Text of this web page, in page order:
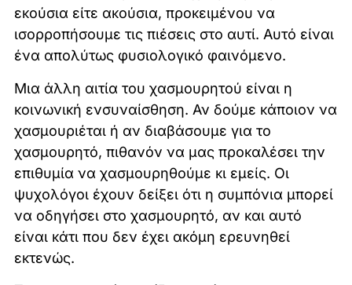
εκούσια είτε ακούσια, προκειμένου να
ισορροπήσουμε τις πιέσεις στο αυτί. Αυτό είναι
ένα απολύτως φυσιολογικό φαινόμενο.
Μια άλλη αιτία του χασμουρητού είναι η
κοινωνική ενσυναίσθηση. Αν δούμε κάποιον να
χασμουριέται ή αν διαβάσουμε για το
χασμουρητό, πιθανόν να μας προκαλέσει την
επιθυμία να χασμουρηθούμε κι εμείς. Οι
ψυχολόγοι έχουν δείξει ότι η συμπόνια μπορεί
να οδηγήσει στο χασμουρητό, αν και αυτό
είναι κάτι που δεν έχει ακόμη ερευνηθεί
εκτενώς.